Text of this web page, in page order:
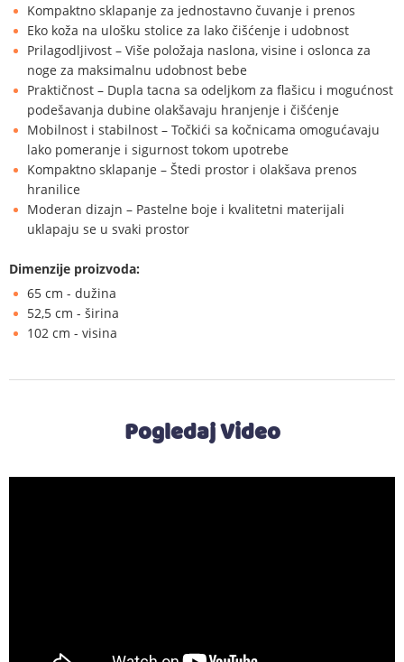
Kompaktno sklapanje za jednostavno čuvanje i prenos
Eko koža na ulošku stolice za lako čišćenje i udobnost
Prilagodljivost – Više položaja naslona, visine i oslonca za
noge za maksimalnu udobnost bebe
Praktičnost – Dupla tacna sa odeljkom za flašicu i mogućnost
podešavanja dubine olakšavaju hranjenje i čišćenje
Mobilnost i stabilnost – Točkići sa kočnicama omogućavaju
lako pomeranje i sigurnost tokom upotrebe
Kompaktno sklapanje – Štedi prostor i olakšava prenos
hranilice
Moderan dizajn – Pastelne boje i kvalitetni materijali
uklapaju se u svaki prostor
Dimenzije proizvoda:
65 cm - dužina
52,5 cm - širina
102 cm - visina
Pogledaj Video